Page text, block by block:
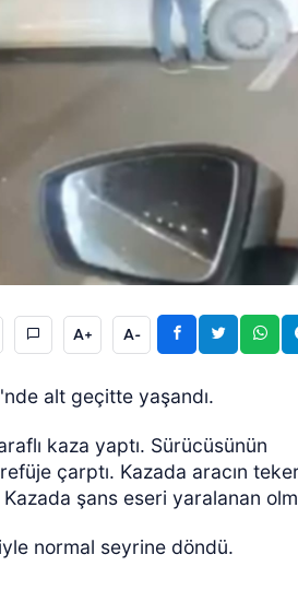
A+ A-
alt geçitte yaşandı.
kaza yaptı. Sürücüsünün
çarptı. Kazada aracın
şans eseri yaralanan
normal seyrine döndü.
GÜNCEL